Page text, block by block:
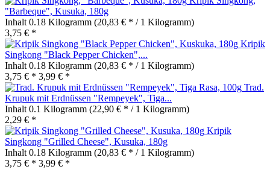
"Barbeque", Kusuka, 180g
Inhalt 0.18 Kilogramm (20,83 € * / 1 Kilogramm)
3,75 € *
Kripik
Singkong "Black Pepper Chicken",...
Inhalt 0.18 Kilogramm (20,83 € * / 1 Kilogramm)
3,75 € * 3,99 € *
Trad.
Krupuk mit Erdnüssen "Rempeyek", Tiga...
Inhalt 0.1 Kilogramm (22,90 € * / 1 Kilogramm)
2,29 € *
Kripik
Singkong "Grilled Cheese", Kusuka, 180g
Inhalt 0.18 Kilogramm (20,83 € * / 1 Kilogramm)
3,75 € * 3,99 € *